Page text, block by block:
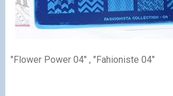
"Flower Power 04" , "Fahioniste 04"